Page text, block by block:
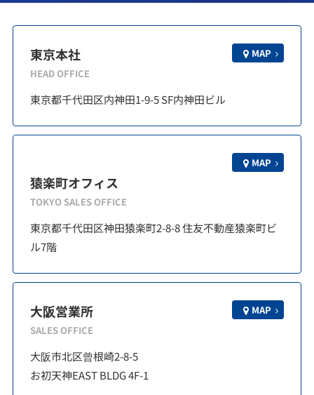
東京本社
HEAD OFFICE
MAP
東京都千代田区内神田1-9-5 SF内神田ビル
猿楽町オフィス
TOKYO SALES OFFICE
MAP
東京都千代田区神田猿楽町2-8-8 住友不動産猿楽町ビ
ル7階
大阪営業所
SALES OFFICE
MAP
大阪市北区曾根崎2-8-5
お初天神EAST BLDG 4F-1